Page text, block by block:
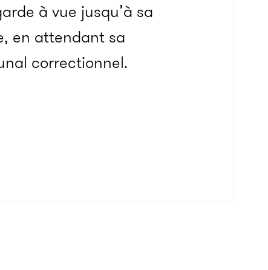
à vue jusqu’à sa
en attendant sa
correctionnel.